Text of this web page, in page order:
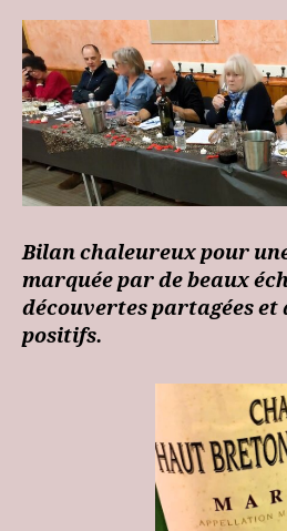
Bilan chaleureux pour
marquée par de beaux
découvertes partagées
positifs.